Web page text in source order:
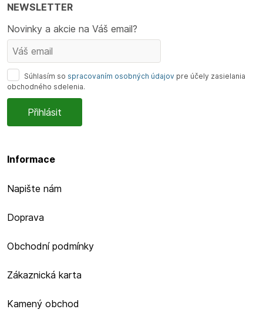
NEWSLETTER
Novinky a akcie na Váš email?
Súhlasím so spracovaním osobných údajov pre účely zasielania
obchodného sdelenia.
Informace
Napište nám
Doprava
Obchodní podmínky
Zákaznická karta
Kamený obchod